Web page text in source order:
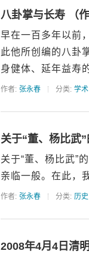
八卦掌与长寿 （
早在一百多年以前
此他所创编的八卦
身健体、延年益寿
作者: 张永春 分类: 学术
关于“董、杨比武
关于“董、杨比武”
亲临一般。在此，
作者: 张永春 分类: 历史
2008年4月4日清